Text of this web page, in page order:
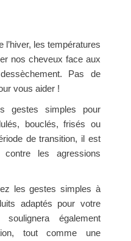
l’hiver, les températures
nos cheveux face aux
Pas de
vous aider !
gestes simples pour
bouclés, frisés ou
de transition, il est
les agressions
les gestes simples à
adaptés pour votre
également
tout comme une